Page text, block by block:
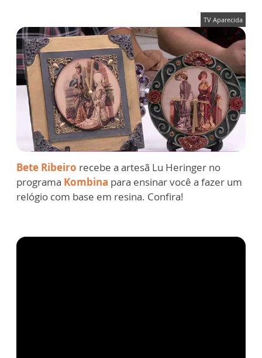
TV Aparecida
Bete Ribeiro recebe a artesã Lu Heringer no
programa Kombina para ensinar você a fazer um
relógio com base em resina. Confira!